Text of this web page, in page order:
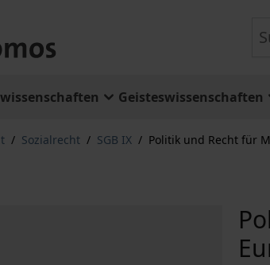
Geisteswissenschaften
/ Sozialrecht / SGB IX / Politik und Recht für